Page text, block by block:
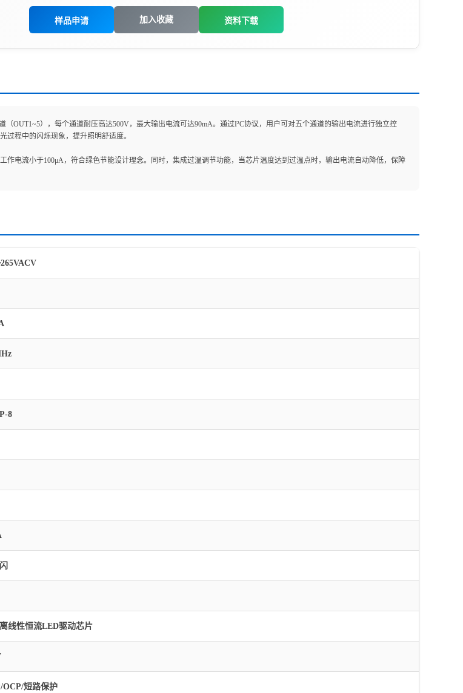
样品申请 加入收藏 资料下载
（OUT1~5），每个通道耐压高达500V，最大输出电流可达90mA。通过I²C协议，用户可对五个通道的输出电流进行独立控
过程中的闪烁现象，提升照明舒适度。
作电流小于100μA，符合绿色节能设计理念。同时，集成过温调节功能，当芯片温度达到过温点时，输出电流自动降低，保障
8
线性恒流LED驱动芯片
OCP/短路保护